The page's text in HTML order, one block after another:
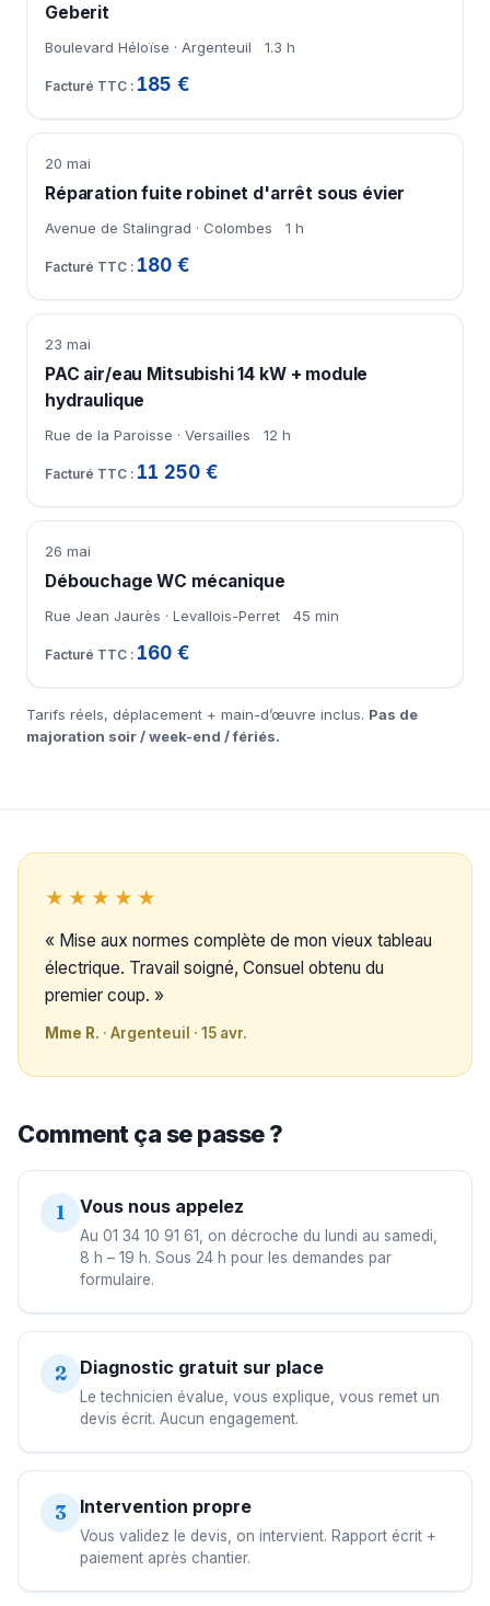
Geberit
Boulevard Héloïse · Argenteuil 1.3 h
185 €
20 mai
Réparation fuite robinet d'arrêt sous évier
Avenue de Stalingrad · Colombes 1 h
180 €
23 mai
PAC air/eau Mitsubishi 14 kW + module
hydraulique
Rue de la Paroisse · Versailles 12 h
11 250 €
26 mai
Débouchage WC mécanique
Rue Jean Jaurès · Levallois-Perret 45 min
160 €
Tarifs réels, déplacement + main-d’œuvre inclus. Pas de
majoration soir / week-end / fériés.
★★★★★
« Mise aux normes complète de mon vieux tableau
électrique. Travail soigné, Consuel obtenu du
premier coup. »
Mme R. · Argenteuil · 15 avr.
Comment ça se passe ?
1 Vous nous appelez
Au 01 34 10 91 61, on décroche du lundi au samedi,
8 h – 19 h. Sous 24 h pour les demandes par
formulaire.
2 Diagnostic gratuit sur place
Le technicien évalue, vous explique, vous remet un
devis écrit. Aucun engagement.
3 Intervention propre
Vous validez le devis, on intervient. Rapport écrit +
paiement après chantier.